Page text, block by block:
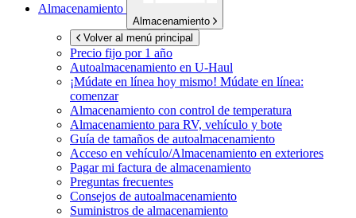
Almacenamiento
Almacenamiento
Volver al menú principal
Precio fijo por 1 año
Autoalmacenamiento en U-Haul
¡Múdate en línea hoy mismo! Múdate en línea:
comenzar
Almacenamiento con control de temperatura
Almacenamiento para RV, vehículo y bote
Guía de tamaños de autoalmacenamiento
Acceso en vehículo/Almacenamiento en exteriores
Pagar mi factura de almacenamiento
Preguntas frecuentes
Consejos de autoalmacenamiento
Suministros de almacenamiento